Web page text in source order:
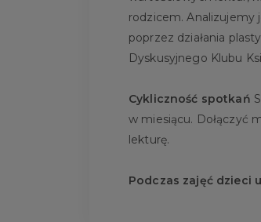
rodzicem. Analizujemy
poprzez działania
Dyskusyjnego Klubu
Cykliczność spotkań
w miesiącu. Dołączyć
lekturę.
Podczas zajęć dzieci